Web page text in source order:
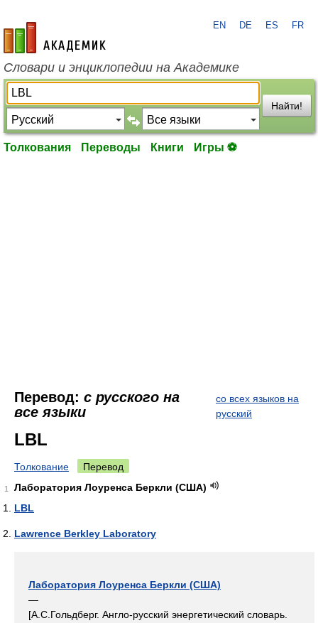
academic.ru
EN DE ES FR
Словари и энциклопедии на Академике
Найти!
Толкования Переводы Книги Игры ⚽
Перевод: с русского на
все языки
со всех языков на
русский
LBL
Толкование Перевод
1
Лаборатория Лоуренса Беркли (США)
LBL
Lawrence Berkley Laboratory
Лаборатория Лоуренса Беркли (США)
—
[А.С.Гольдберг. Англо-русский энергетический словарь.